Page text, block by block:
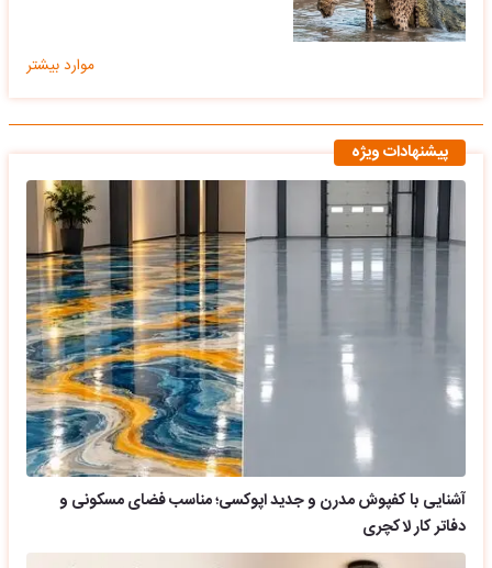
موارد بیشتر
پیشنهادات ویژه
آشنایی با کفپوش مدرن و جدید اپوکسی؛ مناسب فضای مسکونی و
دفاتر کار لاکچری